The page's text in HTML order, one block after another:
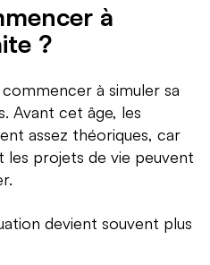
à
?
à simuler sa
Avant cet âge, les
assez théoriques, car
les projets de vie peuvent
devient souvent plus